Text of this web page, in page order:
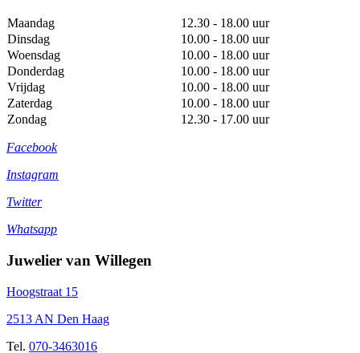
Maandag
12.30 - 18.00 uur
Dinsdag
10.00 - 18.00 uur
Woensdag
10.00 - 18.00 uur
Donderdag
10.00 - 18.00 uur
Vrijdag
10.00 - 18.00 uur
Zaterdag
10.00 - 18.00 uur
Zondag
12.30 - 17.00 uur
Facebook
Instagram
Twitter
Whatsapp
Juwelier van Willegen
Hoogstraat 15
2513 AN Den Haag
Tel. 070-3463016